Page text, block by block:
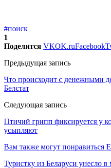
#поиск
1
Поделится VKOK.ruFacebook
Предыдущая запись
Что происходит с денежными
Белстат
Следующая запись
Птичий грипп фиксируется у
усыпляют
Вам также могут понравиться
Туристку из Беларуси унесло в